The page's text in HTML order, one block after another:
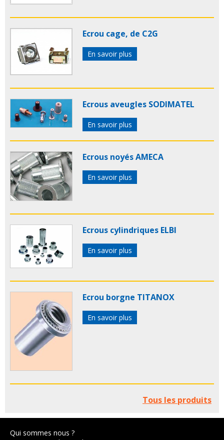
Ecrou cage, de C2G
En savoir plus
Ecrous aveugles SODIMATEL
En savoir plus
Ecrous noyés AMECA
En savoir plus
Ecrous cylindriques ELBI
En savoir plus
Ecrou borgne TITANOX
En savoir plus
Tous les produits
Qui sommes nous ?